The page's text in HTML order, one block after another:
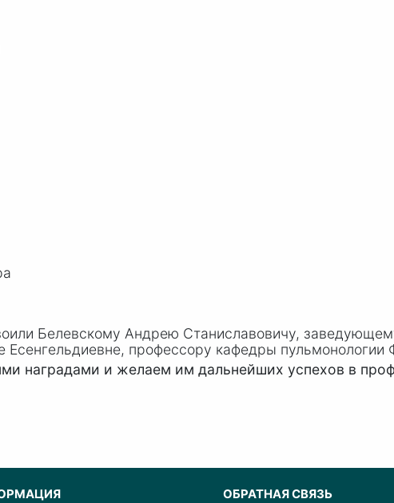
Белевскому Андрею Станиславовичу,
профессору кафедры
наградами и желаем им дальнейших успехов в
ОБРАТНАЯ СВЯЗЬ